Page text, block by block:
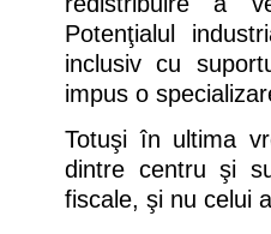
Potenţialul
inclusiv cu
impus o
Totuşi în ultima
dintre centru şi
fiscale, şi nu celui